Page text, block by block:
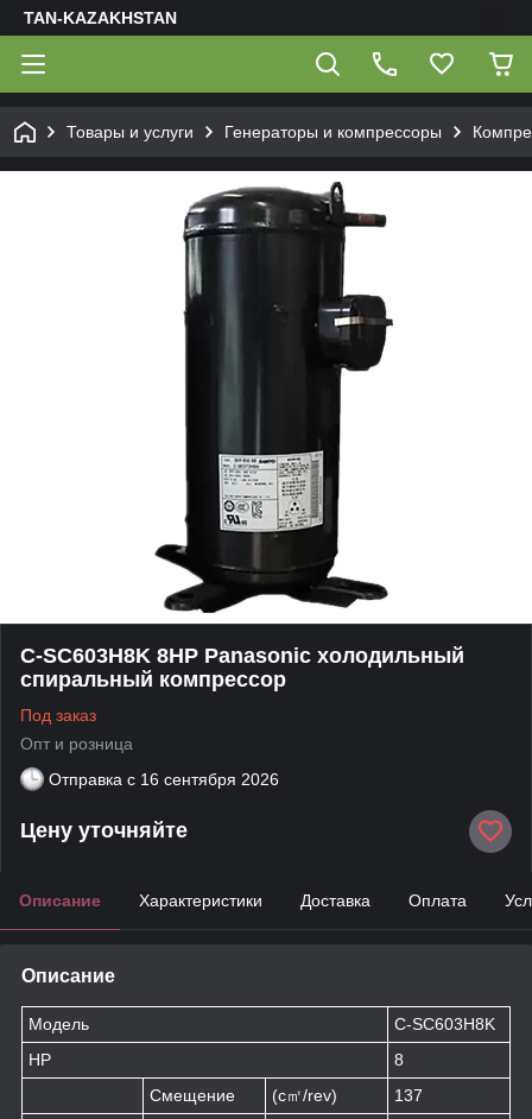
TAN-KAZAKHSTAN
Товары и услуги Генераторы и компрессоры
C-SC603H8K 8HP Panasonic холодильный
спиральный компрессор
Под заказ
Опт и розница
Отправка с 16 сентября 2026
Цену уточняйте
Описание Характеристики Доставка Оплата
Описание
Модель
C-SC603H8K
HP
8
Смещение
(c㎡/rev)
137